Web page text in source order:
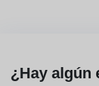
¿Hay algún